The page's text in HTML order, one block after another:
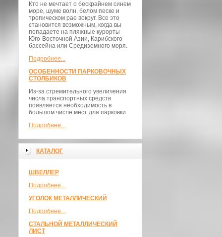
Кто не мечтает о бескрайнем синем
море, шуме волн, белом песке и
тропическом рае вокруг. Все это
становится возможным, когда вы
попадаете на пляжные курорты
Юго-Восточной Азии, Карибского
бассейна или Средиземного моря.
Подробнее...
ОСОБЕННОСТИ ПАРКОВОЧНЫХ
СТОЛБИКОВ
Из-за стремительного увеличения
числа транспортных средств
появляется необходимость в
большом числе мест для парковки.
Подробнее...
КАТАЛОГ
ШВЕЛЛЕР
Подробнее...
УГОЛОК МЕТАЛЛИЧЕСКИЙ
Подробнее...
СТАЛЬНОЙ МЕТАЛЛИЧЕСКИЙ
ЛИСТ